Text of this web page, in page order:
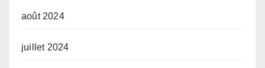
août 2024
juillet 2024